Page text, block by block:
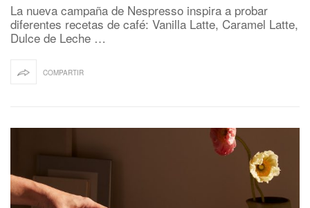
La nueva campaña de Nespresso inspira a probar
diferentes recetas de café: Vanilla Latte, Caramel Latte,
Dulce de Leche …
COMPARTIR